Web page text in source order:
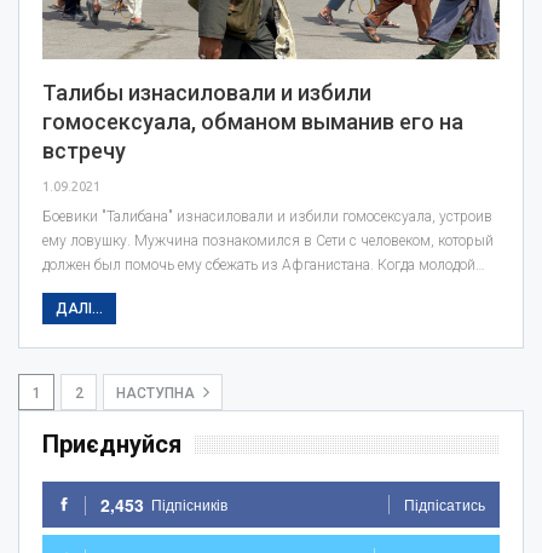
Талибы изнасиловали и избили
гомосексуала, обманом выманив его на
встречу
1.09.2021
Боевики "Талибана" изнасиловали и избили гомосексуала, устроив
ему ловушку. Мужчина познакомился в Сети с человеком, который
должен был помочь ему сбежать из Афганистана. Когда молодой…
ДАЛІ...
1 2 НАСТУПНА
Приєднуйся
2,453 Підпісників Підпісатись